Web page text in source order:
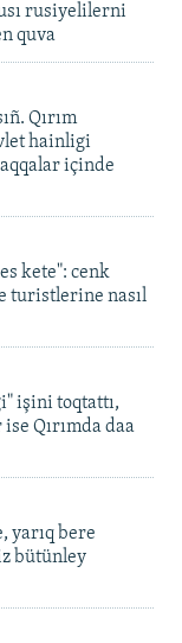
rusiyelilerni
quva
Qırım
hainligi
içinde
kete": cenk
turistlerine nasıl
işini toqtattı,
Qırımda daa
yarıq bere
bütünley